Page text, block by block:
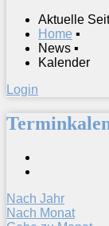
Aktuelle
Home ▪
News ▪
Kalender
Login
Nach Jahr
Nach Monat